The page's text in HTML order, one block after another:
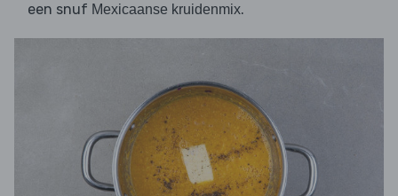
een snuf Mexicaanse kruidenmix.